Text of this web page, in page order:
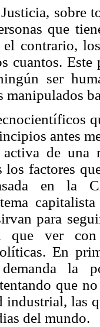
sobre
que
contrario,
cuantos.
ser
manipulados
antes
de una
los factores
en la
para
que ver con
En
la
que
las
del mundo.